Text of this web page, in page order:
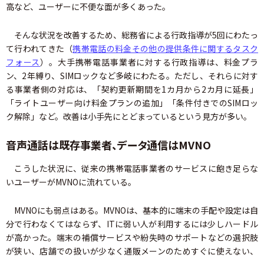
高など、ユーザーに不便な面が多くあった。
そんな状況を改善するため、総務省による行政指導が5回にわたっ
て行われてきた（携帯電話の料金その他の提供条件に関するタスク
フォース）。大手携帯電話事業者に対する行政指導は、料金プラ
ン、2年縛り、SIMロックなど多岐にわたる。ただし、それらに対す
る事業者側の対応は、「契約更新期間を1カ月から2カ月に延長」
「ライトユーザー向け料金プランの追加」「条件付きでのSIMロッ
ク解除」など。改善は小手先にとどまっているという見方が多い。
音声通話は既存事業者、データ通信はMVNO
こうした状況に、従来の携帯電話事業者のサービスに飽き足らな
いユーザーがMVNOに流れている。
MVNOにも弱点はある。MVNOは、基本的に端末の手配や設定は自
分で行わなくてはならず、ITに弱い人が利用するには少しハードル
が高かった。端末の補償サービスや紛失時のサポートなどの選択肢
が狭い、店舗での扱いが少なく通販メーンのためすぐに使えない、